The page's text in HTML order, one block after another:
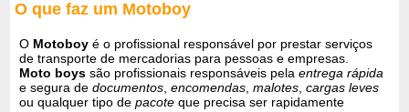
O que faz um Motoboy
O Motoboy é o profissional responsável por prestar serviços
de transporte de mercadorias para pessoas e empresas.
Moto boys são profissionais responsáveis pelaentrega rápida
e segura dedocumentos ,encomendas ,malotes ,cargas leves
ou qualquer tipo depacote que precisa ser rapidamente